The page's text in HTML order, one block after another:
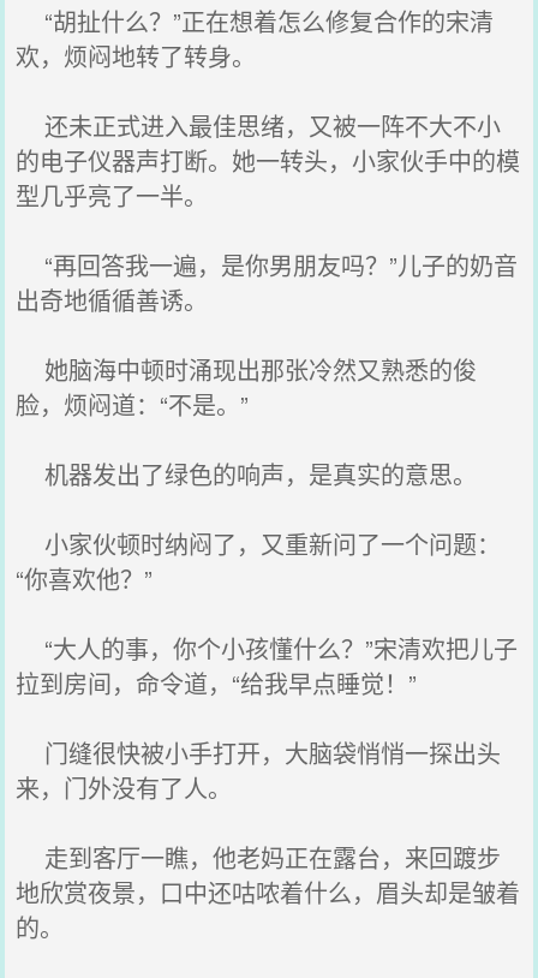
“胡扯什么？”正在想着怎么修复合作的宋清
欢，烦闷地转了转身。
还未正式进入最佳思绪，又被一阵不大不小
的电子仪器声打断。她一转头，小家伙手中的模
型几乎亮了一半。
“再回答我一遍，是你男朋友吗？”儿子的奶音
出奇地循循善诱。
她脑海中顿时涌现出那张冷然又熟悉的俊
脸，烦闷道：“不是。”
机器发出了绿色的响声，是真实的意思。
小家伙顿时纳闷了，又重新问了一个问题：
“你喜欢他？”
“大人的事，你个小孩懂什么？”宋清欢把儿子
拉到房间，命令道，“给我早点睡觉！”
门缝很快被小手打开，大脑袋悄悄一探出头
来，门外没有了人。
走到客厅一瞧，他老妈正在露台，来回踱步
地欣赏夜景，口中还咕哝着什么，眉头却是皱着
的。